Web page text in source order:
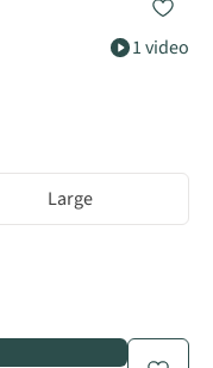
1 video
Large